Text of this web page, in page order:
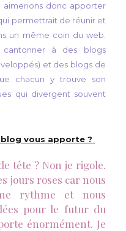
aimerions donc apporter
permettrait de réunir et
un même coin du web.
cantonner à des blogs
et des blogs de
chacun y trouve son
qui divergent souvent
vous apporte ?
tête ? Non je rigole.
jours roses car nous
rythme et nous
pour le futur du
énormément. Je